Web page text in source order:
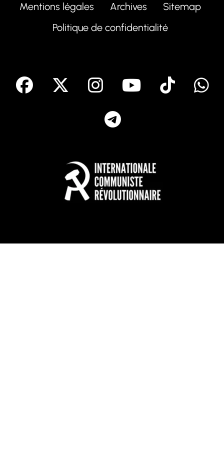
Mentions légales Archives
Sitemap
Politique de confidentialité
facebook Instagram
Youtube
Tik